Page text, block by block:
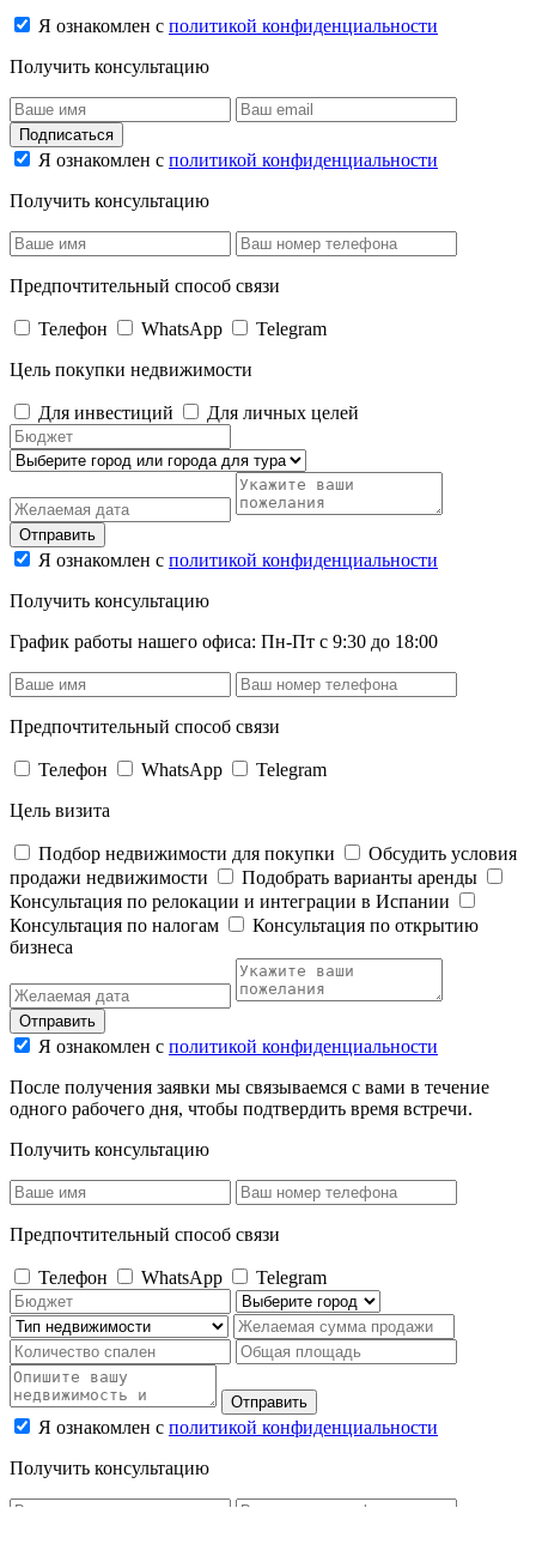
Я ознакомлен с политикой конфиденциальности
Получить консультацию
Подписаться
Я ознакомлен с политикой конфиденциальности
Получить консультацию
Предпочтительный способ связи
Телефон WhatsApp
Telegram
Цель покупки недвижимости
Для инвестиций Для личных целей
Отправить
Я ознакомлен с политикой конфиденциальности
Получить консультацию
График работы нашего офиса: Пн-Пт с 9:30 до 18:00
Предпочтительный способ связи
Телефон WhatsApp
Telegram
Цель визита
Подбор недвижимости для покупки
Обсудить условия
продажи недвижимости
Подобрать варианты аренды
Консультация по релокации и интеграции в Испании
Консультация по налогам
Консультация по открытию
бизнеса
Отправить
Я ознакомлен с политикой конфиденциальности
После получения заявки мы связываемся с вами в течение
одного рабочего дня, чтобы подтвердить время встречи.
Получить консультацию
Предпочтительный способ связи
Телефон WhatsApp Telegram
Отправить
Я ознакомлен с политикой конфиденциальности
Получить консультацию